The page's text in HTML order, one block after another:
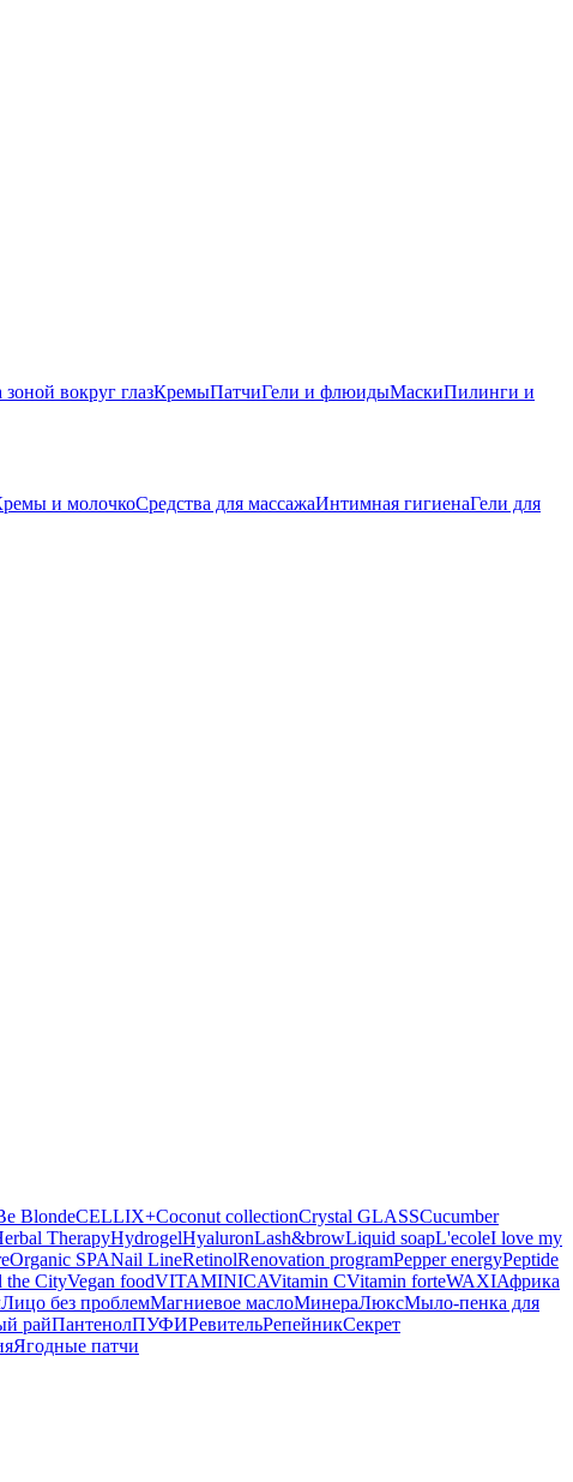
зоной вокруг глазКремыПатчиГели и флюидыМаскиПилинги и
и молочкоСредства для массажаИнтимная гигиенаГели для
BlondeCELLIX+Coconut collectionCrystal GLASSCucumber
TherapyHydrogelHyaluronLash&browLiquid soapL'ecoleI love my
Organic SPANail LineRetinolRenovation programPepper energyPeptide
the CityVegan foodVITAMINICAVitamin CVitamin forteWAXIАфрика
Лицо без проблемМагниевое маслоМинераЛюксМыло-пенка для
райПантенолПУФИРевительРепейникСекрет
Ягодные патчи